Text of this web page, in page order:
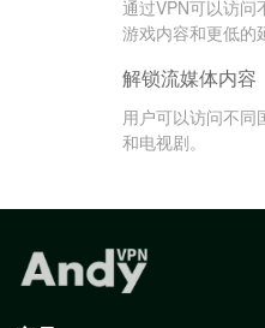
通过VPN可以访问
游戏内容和更低的
解锁流媒体内容
用户可以访问不同
和电视剧。